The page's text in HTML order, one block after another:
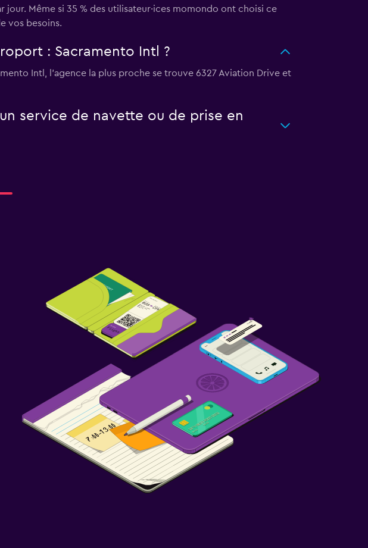
Même si 35 % des utilisateur·ices momondo ont choisi ce
vos besoins.
: Sacramento Intl ?
Intl, l’agence la plus proche se trouve 6327 Aviation Drive et
service de navette ou de prise en